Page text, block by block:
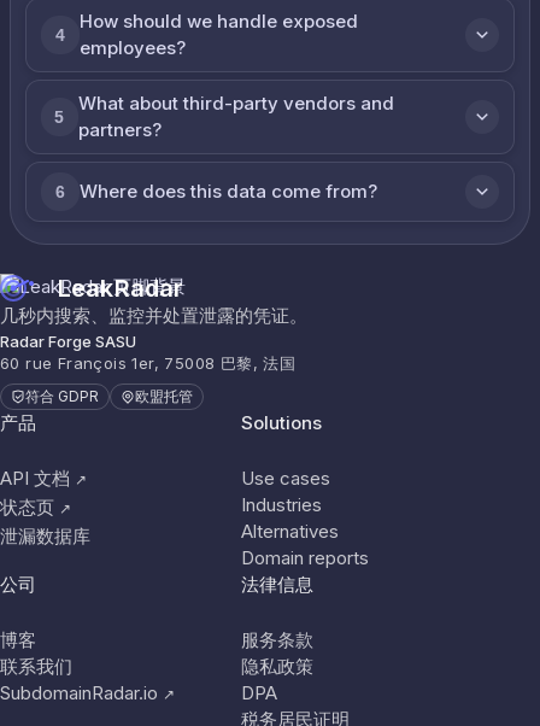
4
How should we handle exposed
employees?
5
What about third-party vendors and
partners?
6 Where does this data come from?
LeakRadar
几秒内搜索、监控并处置泄露的凭证。
Radar Forge SASU
60 rue François 1er, 75008 巴黎, 法国
符合 GDPR 欧盟托管
产品
API 文档 ↗
状态页 ↗
泄漏数据库
Solutions
Use cases
Industries
Alternatives
Domain reports
公司
博客
联系我们
SubdomainRadar.io ↗
法律信息
服务条款
隐私政策
DPA
税务居民证明